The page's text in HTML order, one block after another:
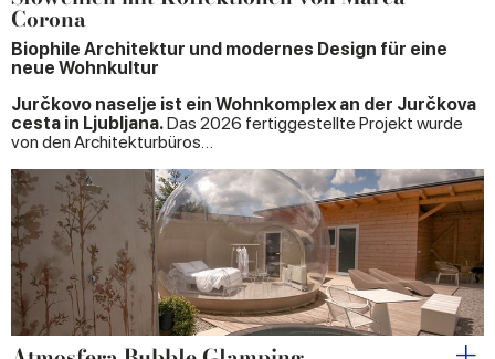
Corona
Biophile Architektur und modernes Design für eine
neue Wohnkultur
Jurčkovo naselje ist ein Wohnkomplex an der Jurčkova
cesta in Ljubljana.Das 2026 fertiggestellte Projekt wurde
von den Architekturbüros…